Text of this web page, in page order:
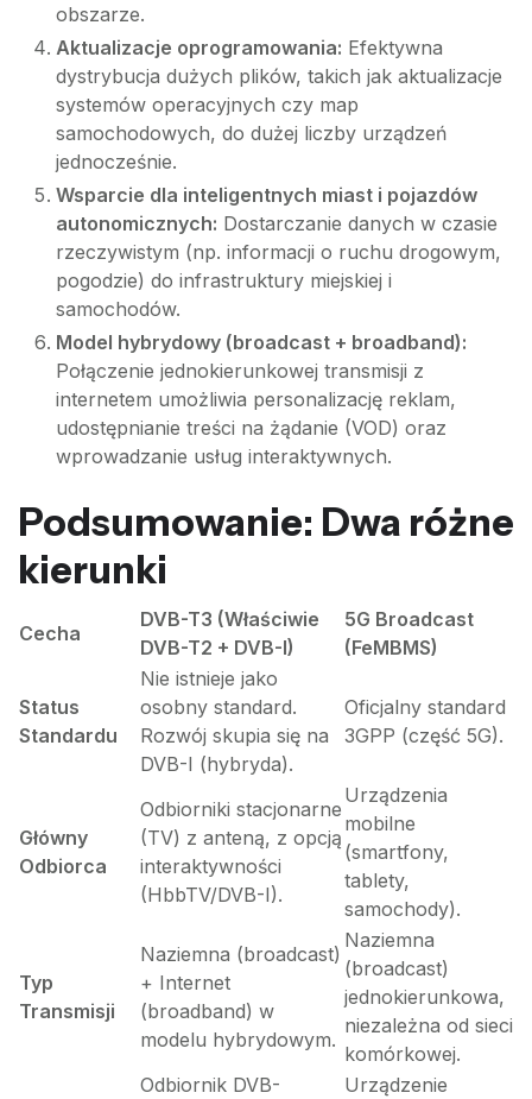
obszarze.
Aktualizacje oprogramowania: Efektywna
dystrybucja dużych plików, takich jak aktualizacje
systemów operacyjnych czy map
samochodowych, do dużej liczby urządzeń
jednocześnie.
Wsparcie dla inteligentnych miast i pojazdów
autonomicznych: Dostarczanie danych w czasie
rzeczywistym (np. informacji o ruchu drogowym,
pogodzie) do infrastruktury miejskiej i
samochodów.
Model hybrydowy (broadcast + broadband):
Połączenie jednokierunkowej transmisji z
internetem umożliwia personalizację reklam,
udostępnianie treści na żądanie (VOD) oraz
wprowadzanie usług interaktywnych.
Podsumowanie: Dwa różne
kierunki
Cecha
DVB-T3 (Właściwie
DVB-T2 + DVB-I)
5G Broadcast
(FeMBMS)
Status
Standardu
Nie istnieje jako
osobny standard.
Rozwój skupia się na
DVB-I (hybryda).
Oficjalny standard
3GPP (część 5G).
Główny
Odbiorca
Odbiorniki stacjonarne
(TV) z anteną, z opcją
interaktywności
(HbbTV/DVB-I).
Urządzenia
mobilne
(smartfony,
tablety,
samochody).
Typ
Transmisji
Naziemna (broadcast)
+ Internet
(broadband) w
modelu hybrydowym.
Naziemna
(broadcast)
jednokierunkowa,
niezależna od sieci
komórkowej.
Odbiornik DVB-
Urządzenie